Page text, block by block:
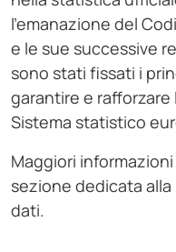
l'emanazione del
e le sue successive
sono stati fissati i
garantire e
Sistema statistico
Maggiori
sezione dedicata alla
dati.